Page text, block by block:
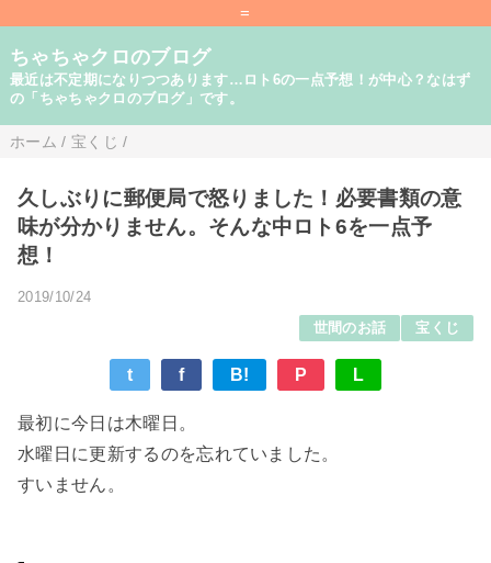
=
ちゃちゃクロのブログ
最近は不定期になりつつあります…ロト6の一点予想！が中心？なはず
の「ちゃちゃクロのブログ」です。
ホーム / 宝くじ /
久しぶりに郵便局で怒りました！必要書類の意
味が分かりません。そんな中ロト6を一点予
想！
2019/10/24
世間のお話
宝くじ
t f B! P L
最初に今日は木曜日。
水曜日に更新するのを忘れていました。
すいません。